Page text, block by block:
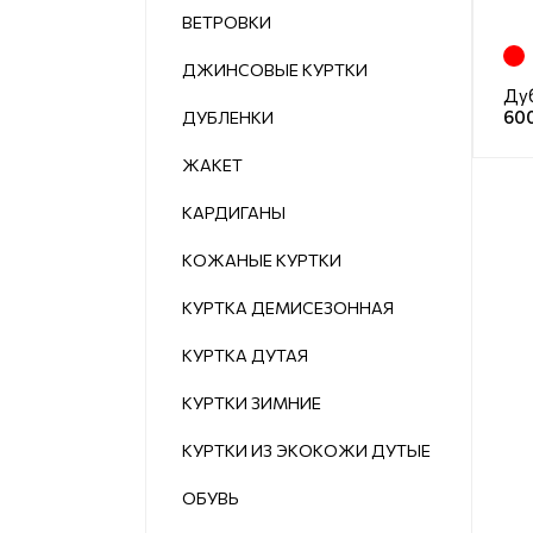
ВЕТРОВКИ
ДЖИНСОВЫЕ КУРТКИ
ДУБЛЕНКИ
ЖАКЕТ
КАРДИГАНЫ
КОЖАНЫЕ КУРТКИ
КУРТКА ДЕМИСЕЗОННАЯ
КУРТКА ДУТАЯ
КУРТКИ ЗИМНИЕ
КУРТКИ ИЗ ЭКОКОЖИ ДУТЫЕ
ОБУВЬ